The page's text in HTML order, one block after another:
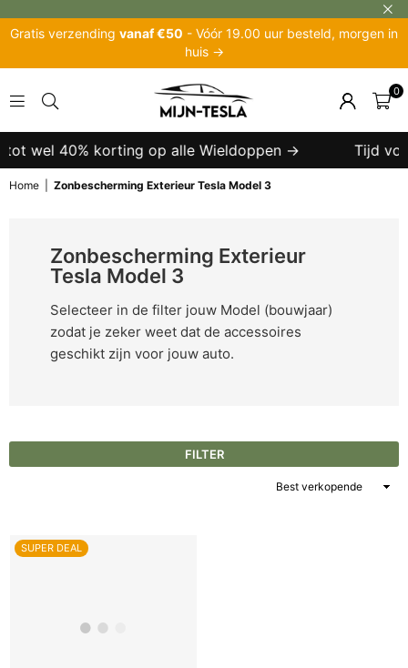
Gratis verzending vanaf €50 - Vóór 19.00 uur besteld, morgen in
huis →
TESLA
0
wel 40% korting op alle Wieldoppen → Tijd
Home Zonbescherming Exterieur Tesla Model 3
Zonbescherming Exterieur
Tesla Model 3
Selecteer in de filter jouw Model (bouwjaar)
zodat je zeker weet dat de accessoires
geschikt zijn voor jouw auto.
FILTER
Sorteer
SUPER DEAL